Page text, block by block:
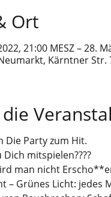
Ort
21:00 MESZ – 28.
Kärntner
Die Party zum Hit.
mitspielen????
man nicht
– Grünes Licht: jedes